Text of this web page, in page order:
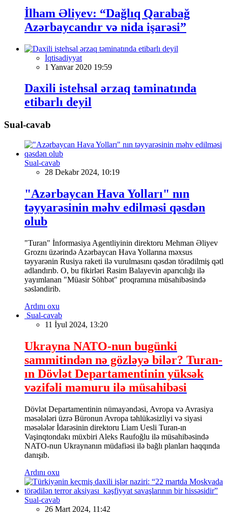
İlham Əliyev: “Dağlıq Qarabağ
Azərbaycandır və nida işarəsi”
İqtisadiyyat
1 Yanvar 2020 19:59
Daxili istehsal ərzaq təminatında
etibarlı deyil
Sual-cavab
Sual-cavab
28 Dekabr 2024, 10:19
"Azərbaycan Hava Yolları" nın
təyyarəsinin məhv edilməsi qəsdən
olub
"Turan" İnformasiya Agentliyinin direktoru Mehman Əliyev
Groznı üzərində Azərbaycan Hava Yollarına məxsus
təyyarənin Rusiya raketi ilə vurulmasını qəsdən törədilmiş qətl
adlandırıb. O, bu fikirləri Rasim Balayevin aparıcılığı ilə
yayımlanan "Müasir Söhbət" proqramına müsahibəsində
səsləndirib.
Ardını oxu
Sual-cavab
11 İyul 2024, 13:20
Ukrayna NATO-nun bugünki
sammitindən nə gözləyə bilər? Turan-
ın Dövlət Departamentinin yüksək
vəzifəli məmuru ilə müsahibəsi
Dövlət Departamentinin nümayəndəsi, Avropa və Avrasiya
məsələləri üzrə Büronun Avropa təhlükəsizliyi və siyasi
məsələlər İdarəsinin direktoru Liam Uesli Turan-ın
Vaşinqtondakı müxbiri Aleks Raufoğlu ilə müsahibəsində
NATO-nun Ukraynanın müdafiəsi ilə bağlı planları haqqında
danışıb.
Ardını oxu
Sual-cavab
26 Mart 2024, 11:42